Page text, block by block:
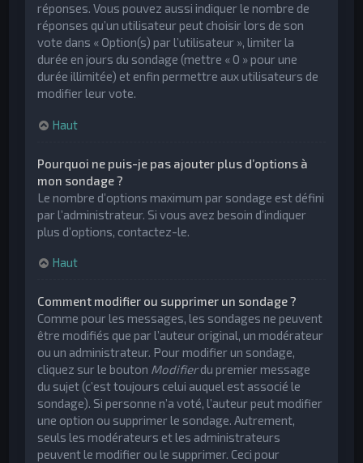
réponses. Vous pouvez aussi indiquer le nombre de
réponses qu’un utilisateur peut choisir lors de son
vote dans « Option(s) par l’utilisateur », limiter la
durée en jours du sondage (mettre « 0 » pour une
durée illimitée) et enfin permettre aux utilisateurs de
modifier leur vote.
Haut
Pourquoi ne puis-je pas ajouter plus d’options à
mon sondage ?
Le nombre d’options maximum par sondage est défini
par l’administrateur. Si vous avez besoin d’indiquer
plus d’options, contactez-le.
Haut
Comment modifier ou supprimer un sondage ?
Comme pour les messages, les sondages ne peuvent
être modifiés que par l’auteur original, un modérateur
ou un administrateur. Pour modifier un sondage,
cliquez sur le bouton Modifierdu premier message
du sujet (c’est toujours celui auquel est associé le
sondage). Si personne n’a voté, l’auteur peut modifier
une option ou supprimer le sondage. Autrement,
seuls les modérateurs et les administrateurs
peuvent le modifier ou le supprimer. Ceci pour